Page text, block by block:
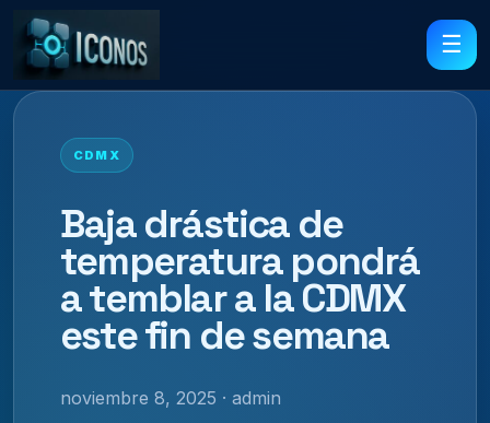
☰
CDMX
Baja drástica de
temperatura pondrá
a temblar a la CDMX
este fin de semana
noviembre 8, 2025 · admin